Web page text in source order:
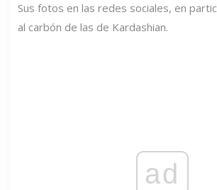
Sus fotos en las redes sociales, en
al carbón de las de Kardashian.
ad